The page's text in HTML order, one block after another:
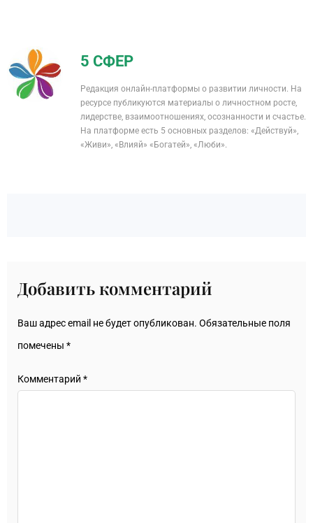
5 СФЕР
Редакция онлайн-платформы о развитии личности. На
ресурсе публикуются материалы о личностном росте,
лидерстве, взаимоотношениях, осознанности и счастье.
На платформе есть 5 основных разделов: «Действуй»,
«Живи», «Влияй» «Богатей», «Люби».
Добавить комментарий
Ваш адрес email не будет опубликован. Обязательные поля
помечены *
Комментарий *